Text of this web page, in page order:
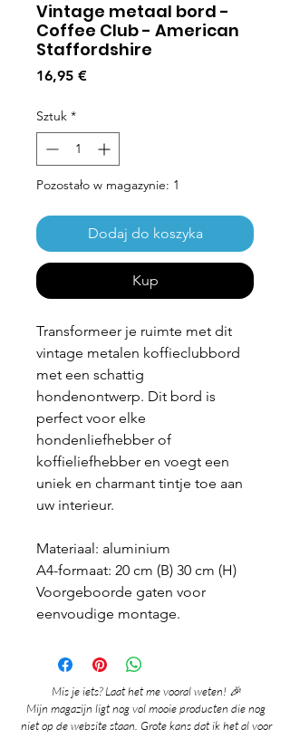
Vintage metaal bord -
Coffee Club - American
Staffordshire
16,95 €Cena
Sztuk *
Pozostało w magazynie: 1
Dodaj do koszyka
Kup
Transformeer je ruimte met dit
vintage metalen koffieclubbord
met een schattig
hondenontwerp. Dit bord is
perfect voor elke
hondenliefhebber of
koffieliefhebber en voegt een
uniek en charmant tintje toe aan
uw interieur.
Materiaal: aluminium
A4-formaat: 20 cm (B) 30 cm (H)
Voorgeboorde gaten voor
eenvoudige montage.
Mis je iets? Laat het me vooral weten! 🎉
Mijn magazijn ligt nog vol mooie producten die nog
niet op de website staan. Grote kans dat ik het al voor